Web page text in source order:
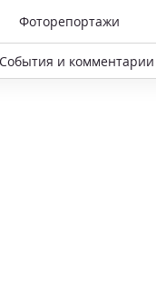
Фоторепортажи
События и комментарии